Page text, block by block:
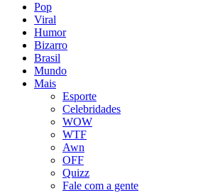
Pop
Viral
Humor
Bizarro
Brasil
Mundo
Mais
Esporte
Celebridades
WOW
WTF
Awn
OFF
Quizz
Fale com a gente